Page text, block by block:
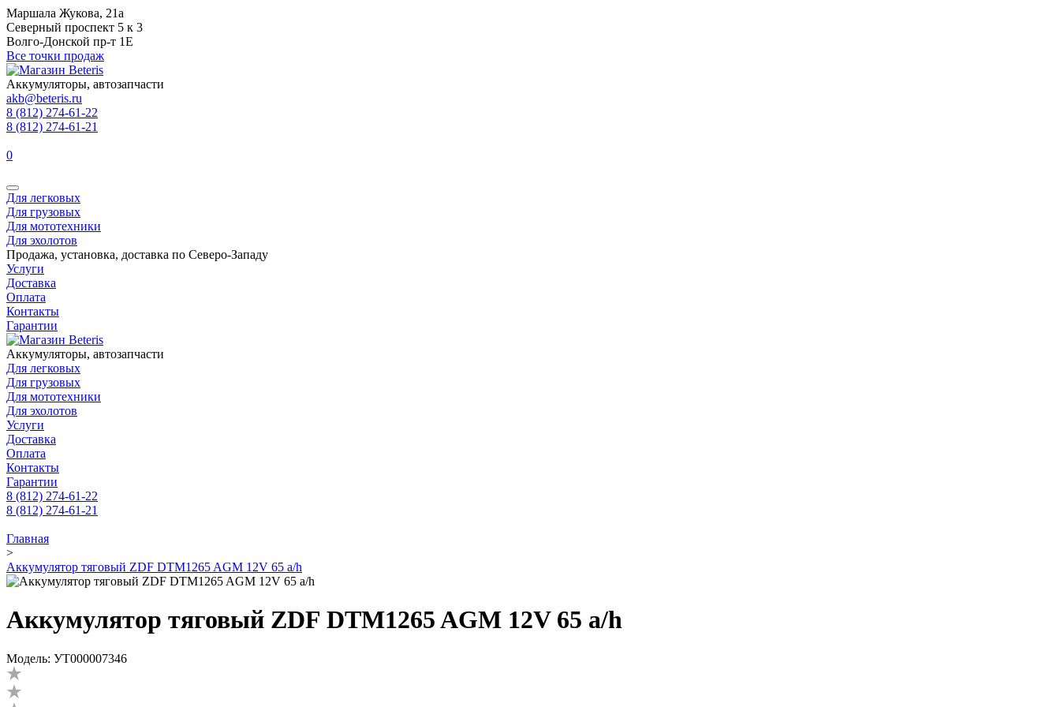
Маршала Жукова, 21а
Северный проспект 5 к 3
Волго-Донской пр-т 1Е
Все точки продаж
Аккумуляторы, автозапчасти
akb@beteris.ru
8 (812) 274-61-22
8 (812) 274-61-21
0
Для легковых
Для грузовых
Для мототехники
Для эхолотов
Продажа, установка, доставка по Северо-Западу
Услуги
Доставка
Оплата
Контакты
Гарантии
Аккумуляторы, автозапчасти
Для легковых
Для грузовых
Для мототехники
Для эхолотов
Услуги
Доставка
Оплата
Контакты
Гарантии
8 (812) 274-61-22
8 (812) 274-61-21
Главная
>
Аккумулятор тяговый ZDF DTM1265 AGM 12V 65 a/h
Аккумулятор тяговый ZDF DTM1265 AGM 12V 65 a/h
Модель: УТ000007346